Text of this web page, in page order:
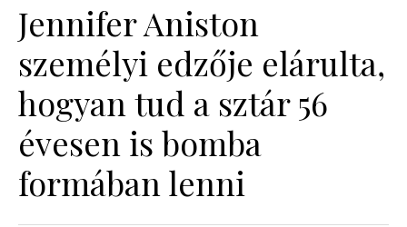
SZÉPSÉG
PSZICHÉ
ÉLETMÓD
Jennifer Aniston
személyi edzője elárulta,
hogyan tud a sztár 56
évesen is bomba
formában lenni